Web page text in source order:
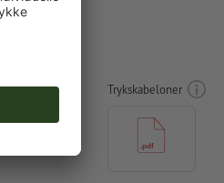
Trykskabeloner